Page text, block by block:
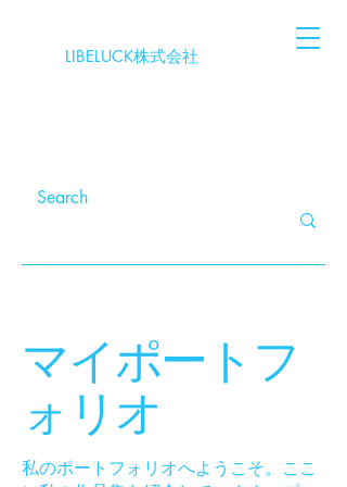
LIBELUCK株式会社
マイポートフ
ォリオ
私のポートフォリオへようこそ。ここ